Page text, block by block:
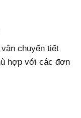
chuyển tiết
hợp với các đơn